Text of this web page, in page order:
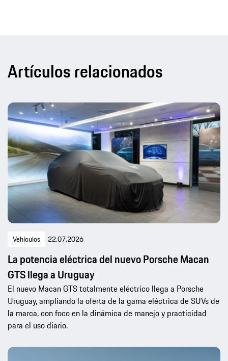
Artículos relacionados
Vehículos 22.07.2026
La potencia eléctrica del nuevo Porsche Macan
GTS llega a Uruguay
El nuevo Macan GTS totalmente eléctrico llega a Porsche
Uruguay, ampliando la oferta de la gama eléctrica de SUVs de
la marca, con foco en la dinámica de manejo y practicidad
para el uso diario.